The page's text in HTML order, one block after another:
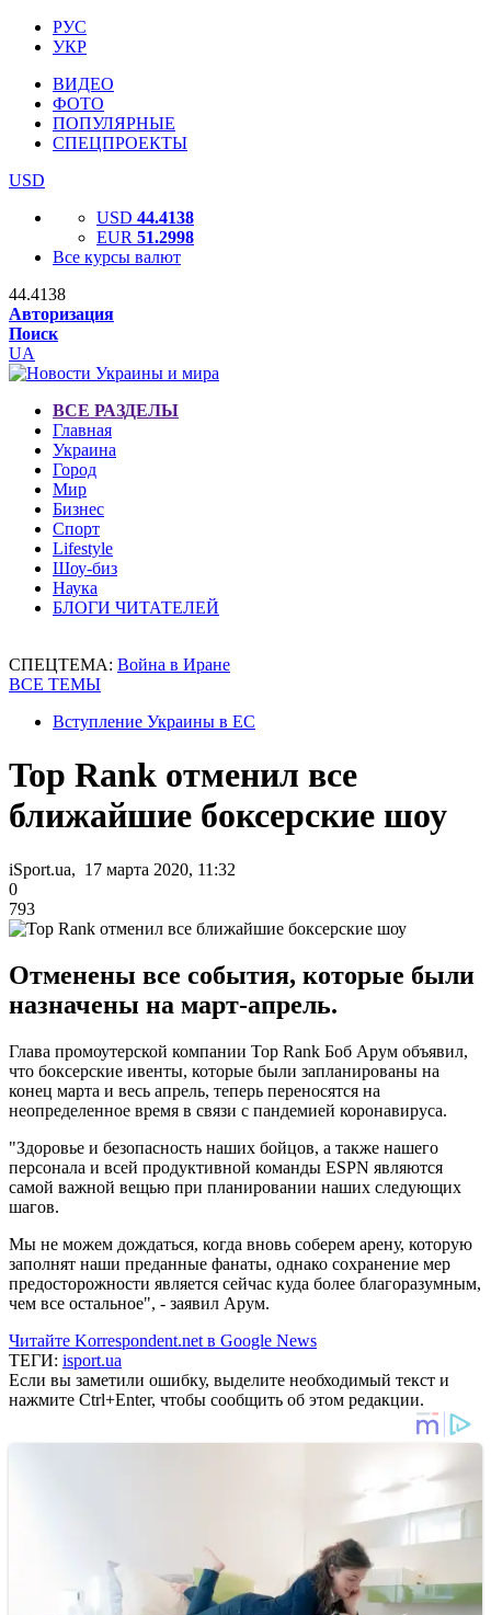
РУС
УКР
ВИДЕО
ФОТО
ПОПУЛЯРНЫЕ
СПЕЦПРОЕКТЫ
USD
USD 44.4138
EUR 51.2998
Все курсы валют
44.4138
Авторизация
Поиск
UA
ВСЕ РАЗДЕЛЫ
Главная
Украина
Город
Мир
Бизнес
Спорт
Lifestyle
Шоу-биз
Наука
БЛОГИ ЧИТАТЕЛЕЙ
СПЕЦТЕМА: Война в Иране
ВСЕ ТЕМЫ
Вступление Украины в ЕС
Top Rank отменил все
ближайшие боксерские шоу
iSport.ua, 17 марта 2020, 11:32
0
793
Отменены все события, которые были
назначены на март-апрель.
Глава промоутерской компании Top Rank Боб Арум объявил,
что боксерские ивенты, которые были запланированы на
конец марта и весь апрель, теперь переносятся на
неопределенное время в связи с пандемией коронавируса.
"Здоровье и безопасность наших бойцов, а также нашего
персонала и всей продуктивной команды ESPN являются
самой важной вещью при планировании наших следующих
шагов.
Мы не можем дождаться, когда вновь соберем арену, которую
заполнят наши преданные фанаты, однако сохранение мер
предосторожности является сейчас куда более благоразумным,
чем все остальное", - заявил Арум.
Читайте Korrespondent.net в Google News
ТЕГИ: isport.ua
Если вы заметили ошибку, выделите необходимый текст и
нажмите Ctrl+Enter, чтобы сообщить об этом редакции.